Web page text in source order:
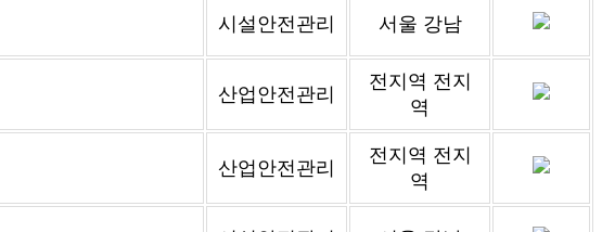
시설안전관리 서울 강남
산업안전관리
전지역 전지
역
산업안전관리
전지역 전지
역